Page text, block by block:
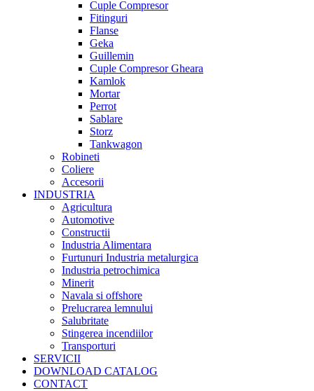
Cuple Compresor
Fitinguri
Flanse
Geka
Guillemin
Cuple Compresor Gheara
Kamlok
Mortar
Perrot
Sablare
Storz
Tankwagon
Robineti
Coliere
Accesorii
INDUSTRIA
Agricultura
Automotive
Constructii
Industria Alimentara
Furtunuri Industria metalurgica
Industria petrochimica
Minerit
Navala si offshore
Prelucrarea lemnului
Salubritate
Stingerea incendiilor
Transporturi
SERVICII
DOWNLOAD CATALOG
CONTACT